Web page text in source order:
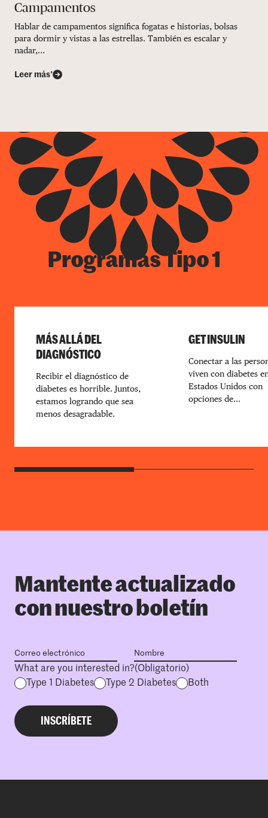
Campamentos
Hablar de campamentos significa fogatas e historias, bolsas
para dormir y vistas a las estrellas. También es escalar y
nadar,...
Leer más’
Programas Tipo 1
MÁS ALLÁ DEL
DIAGNÓSTICO
Recibir el diagnóstico de
diabetes es horrible. Juntos,
estamos logrando que sea
menos desagradable.
GET INSULIN
Conectar a las
viven con diabetes
Estados Unidos con
opciones de...
Mantente actualizado
con nuestro boletín
What are you interested in?(Obligatorio)
Type 1 Diabetes
Type 2 Diabetes Both